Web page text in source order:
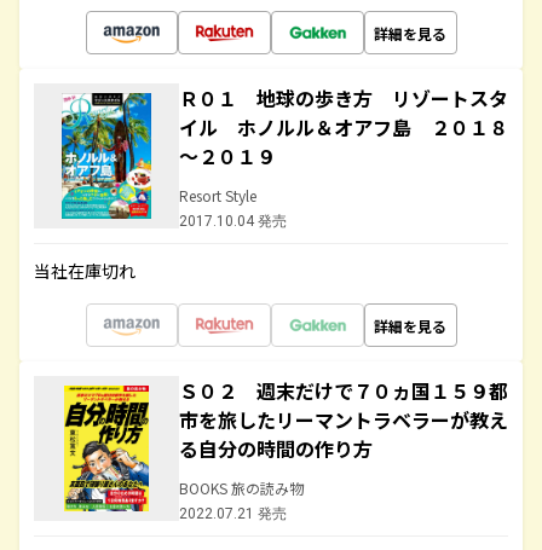
詳細を見る
Ｒ０１ 地球の歩き方 リゾートスタ
イル ホノルル＆オアフ島 ２０１８
～２０１９
Resort Style
2017.10.04 発売
当社在庫切れ
詳細を見る
Ｓ０２ 週末だけで７０ヵ国１５９都
市を旅したリーマントラベラーが教え
る自分の時間の作り方
BOOKS 旅の読み物
2022.07.21 発売